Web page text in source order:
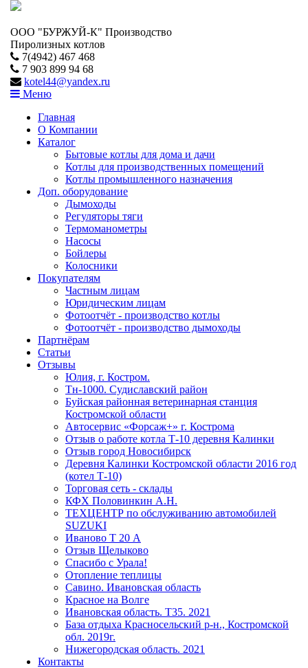
ООО "БУРЖУЙ-К" Производство
Пиролизных котлов
7(4942) 467 468
7 903 899 94 68
kotel44@yandex.ru
Меню
Главная
О Компании
Каталог
Бытовые котлы для дома и дачи
Котлы для производственных помещений
Котлы промышленного назначения
Доп. оборудование
Дымоходы
Регуляторы тяги
Термоманометры
Насосы
Бойлеры
Колосники
Покупателям
Частным лицам
Юридическим лицам
Фотоотчёт - производство котлы
Фотоотчёт - производство дымоходы
Партнёрам
Статьи
Отзывы
Юлия, г. Костром.
Тн-1000. Судиславский район
Буйская районная ветеринарная станция
Костромской области
Автосервис «Форсаж+» г. Кострома
Отзыв о работе котла Т-10 деревня Калинки
Отзыв город Новосибирск
Деревня Калинки Костромской области 2016 год
(котел Т-10)
Торговая сеть - склады
КФХ Половинкин А.Н.
ТЕХЦЕНТР по обслуживанию автомобилей
SUZUKI
Иваново Т 20 А
Отзыв Щелыково
Спасибо с Урала!
Отопление теплицы
Савино. Ивановская область
Красное на Волге
Ивановская область. T35. 2021
База отдыха Красносельский р-н., Костромской
обл. 2019г.
Нижегородская область. 2021
Контакты